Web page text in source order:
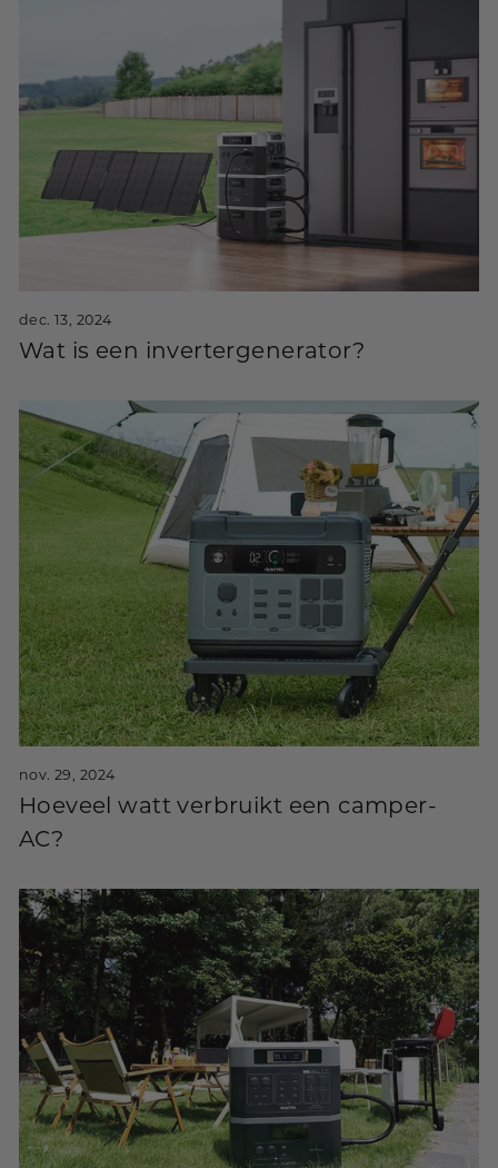
dec. 13, 2024
Wat is een invertergenerator?
nov. 29, 2024
Hoeveel watt verbruikt een camper-
AC?